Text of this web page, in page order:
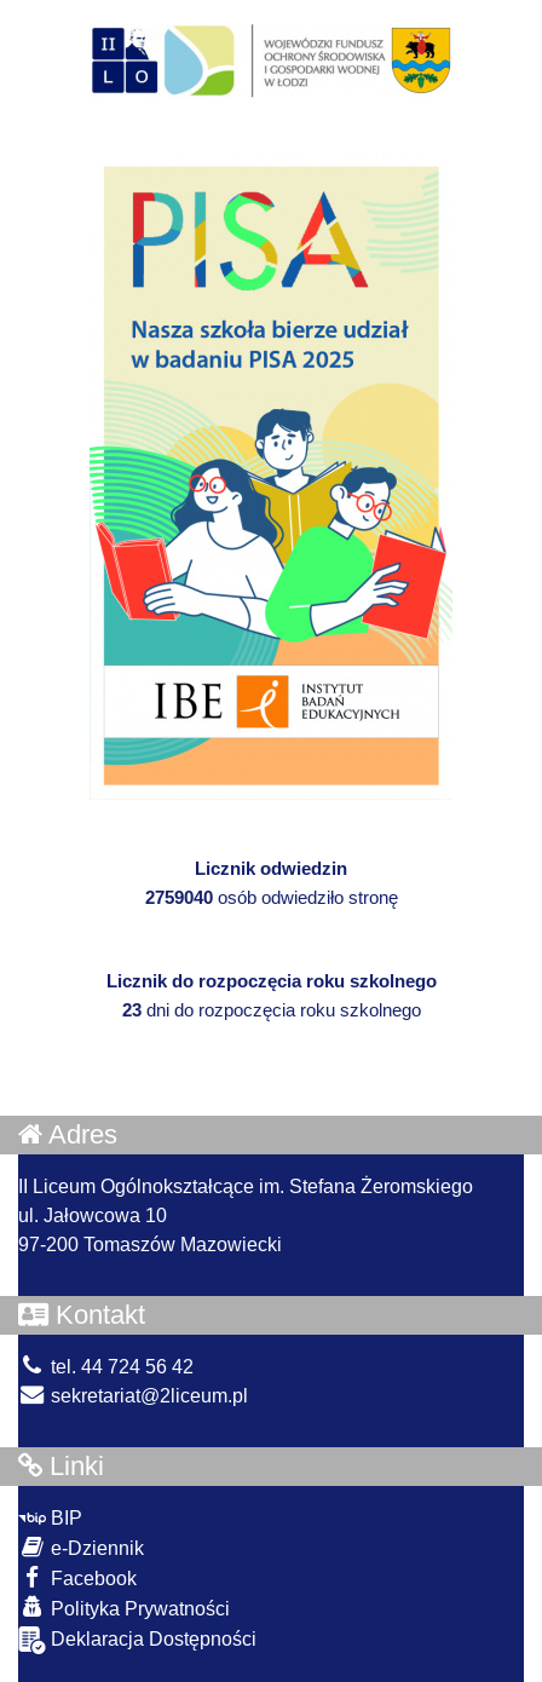
Licznik odwiedzin
2759040osób odwiedziło stronę
Licznik do rozpoczęcia roku szkolnego
23dni do rozpoczęcia roku szkolnego
Adres
II Liceum Ogólnokształcące im. Stefana Żeromskiego
ul. Jałowcowa 10
97-200 Tomaszów Mazowiecki
Kontakt
tel. 44 724 56 42
sekretariat@2liceum.pl
Linki
BIP
e-Dziennik
Facebook
Polityka Prywatności
Deklaracja Dostępności